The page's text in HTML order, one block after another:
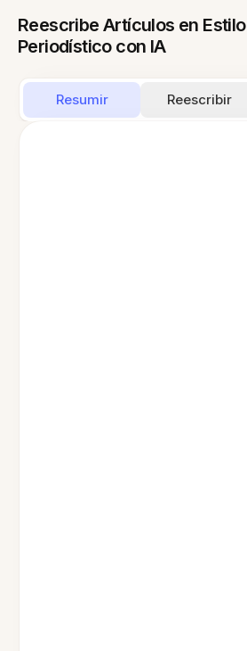
Reescribe Artículos en Estilo
Periodístico con IA
Resumir Reescribir